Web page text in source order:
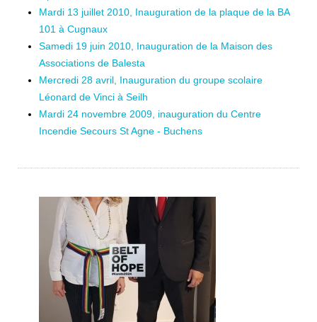
Mardi 13 juillet 2010, Inauguration de la plaque de la BA
101 à Cugnaux
Samedi 19 juin 2010, Inauguration de la Maison des
Associations de Balesta
Mercredi 28 avril, Inauguration du groupe scolaire
Léonard de Vinci à Seilh
Mardi 24 novembre 2009, inauguration du Centre
Incendie Secours St Agne - Buchens